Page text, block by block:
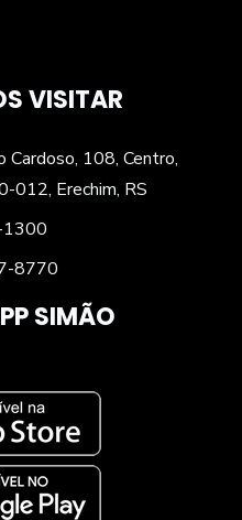
VISITAR
Cardoso, 108, Centro,
012, Erechim, RS
8770
SIMÃO